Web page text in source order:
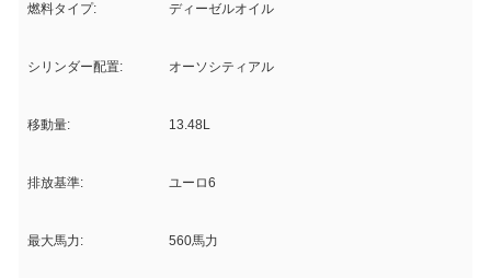
燃料タイプ: ディーゼルオイル
シリンダー配置: オーソシティアル
移動量: 13.48L
排放基準: ユーロ6
最大馬力: 560馬力